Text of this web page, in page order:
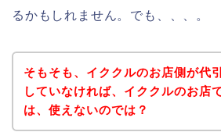
るかもしれません。でも、、、。
そもそも、イククルのお店側が代
していなければ、イククルのお店
は、使えないのでは？